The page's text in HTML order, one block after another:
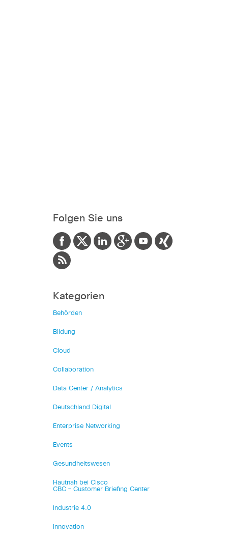
Folgen Sie uns
Kategorien
Behörden
Bildung
Cloud
Collaboration
Data Center / Analytics
Deutschland Digital
Enterprise Networking
Events
Gesundheitswesen
Hautnah bei Cisco
CBC – Customer Briefing Center
Industrie 4.0
Innovation